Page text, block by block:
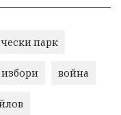
парк
избори война